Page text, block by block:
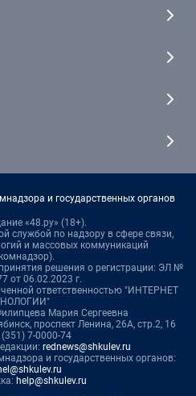
и государственных органов
«48.ру» (18+).
службой по надзору в сфере связи,
и массовых коммуникаций
решения о регистрации: ЭЛ №
от 06.02.2023 г.
ответственностью "ИНТЕРНЕТ
Мария Сергеевна
проспект Ленина, 26А, стр.2, 16
7-0000-74
rednews@shkulev.ru
и государственных органов:
help@shkulev.ru